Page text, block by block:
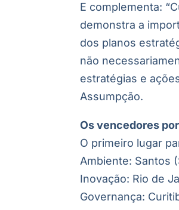
E complementa:
demonstra a
dos planos
não
estratégias e
Assumpção.
Os vencedores
O primeiro lugar
Ambiente: Santos
Inovação: Rio de
Governança: